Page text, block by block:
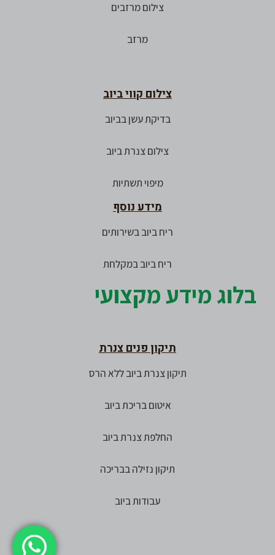
צילום מרזבים
מרזב
צילום קווי ביוב
בדיקת עשן בביוב
צילום צנרת ביוב
מיפוי תשתיות
מידע נוסף
ריח ביוב בשירותים
ריח ביוב במקלחת
בלוג מידע מקצועי
תיקון פנים צנרת
תיקון צנרת ביוב ללא הרס
איטום בריכת ביוב
החלפת צנרת ביוב
תיקון נזילה בבריכה
עבודות ביוב